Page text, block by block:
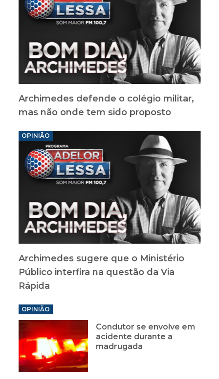
Archimedes defende o colégio militar,
mas não onde tem sido proposto
OPINIÃO
Archimedes sugere que o Ministério
Público interfira na questão da Via
Rápida
OPINIÃO
Condutor se envolve em
acidente durante a
madrugada